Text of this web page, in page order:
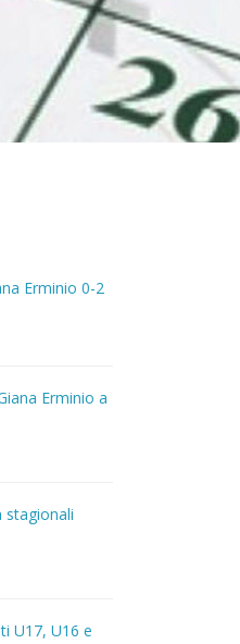
Erminio 0-2
Erminio a
stagionali
U17, U16 e